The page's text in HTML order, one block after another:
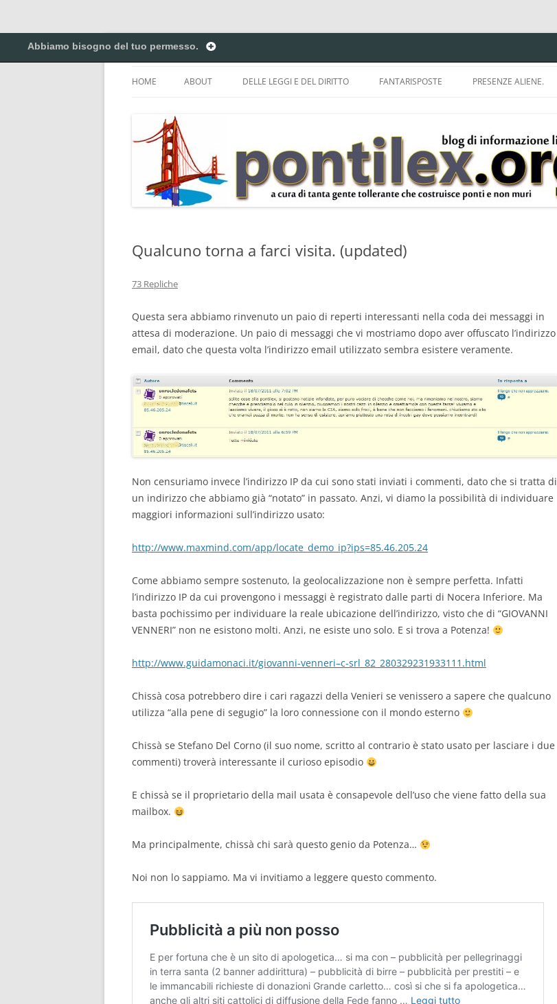
Vai
al
contenuto
Pontilex
HOME ABOUT DELLE LEGGI E DEL DIRITTO
DEL COPYRIGHT E DELLA LDA 633.
ELENCO DELLE ABBREVIAZIONI E
FANTARISPOSTE PRESENZE ALIENE.
Qualcuno torna a farci visita. (updated)
73 Repliche
Questa sera abbiamo rinvenuto un paio di reperti interessanti nella coda dei messaggi in
attesa di moderazione. Un paio di messaggi che vi mostriamo dopo aver offuscato l’indirizzo
email, dato che questa volta l’indirizzo email utilizzato sembra esistere veramente.
Non censuriamo invece l’indirizzo IP da cui sono stati inviati i commenti, dato che si tratta di
un indirizzo che abbiamo già “notato” in passato. Anzi, vi diamo la possibilità di individuare
maggiori informazioni sull’indirizzo usato:
http://www.maxmind.com/app/locate_demo_ip?ips=85.46.205.24
Come abbiamo sempre sostenuto, la geolocalizzazione non è sempre perfetta. Infatti
l’indirizzo IP da cui provengono i messaggi è registrato dalle parti di Nocera Inferiore. Ma
basta pochissimo per individuare la reale ubicazione dell’indirizzo, visto che di “GIOVANNI
VENNERI” non ne esistono molti. Anzi, ne esiste uno solo. E si trova a Potenza!
http://www.guidamonaci.it/giovanni-venneri–c-srl_82_280329231933111.html
Chissà cosa potrebbero dire i cari ragazzi della Venieri se venissero a sapere che qualcuno
utilizza “alla pene di segugio” la loro connessione con il mondo esterno
Chissà se Stefano Del Corno (il suo nome, scritto al contrario è stato usato per lasciare i due
commenti) troverà interessante il curioso episodio
E chissà se il proprietario della mail usata è consapevole dell’uso che viene fatto della sua
mailbox.
Ma principalmente, chissà chi sarà questo genio da Potenza…
Noi non lo sappiamo. Ma vi invitiamo a leggere questo commento.
Abbiamo bisogno del tuo permesso.